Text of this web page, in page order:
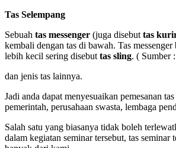
Tas Selempang
Sebuah tas messenger (juga disebut tas
kembali dengan tas di bawah. Tas
lebih kecil sering disebut tas sling. ( Sumber :
dan jenis tas lainnya.
Jadi anda dapat menyesuaikan pemesanan
pemerintah, perusahaan swasta, lembaga
Salah satu yang biasanya tidak boleh
dalam kegiatan seminar tersebut, tas